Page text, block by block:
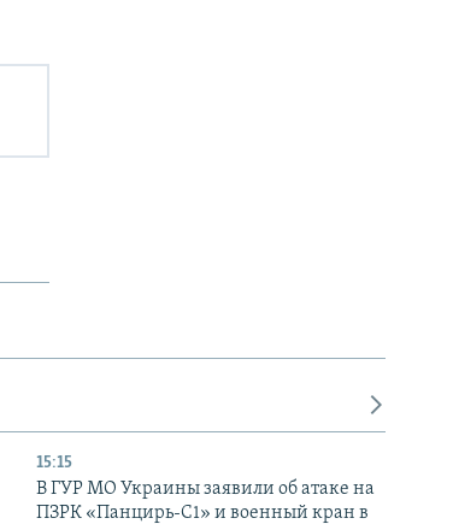
15:15
В ГУР МО Украины заявили об атаке на
ПЗРК «Панцирь-С1» и военный кран в